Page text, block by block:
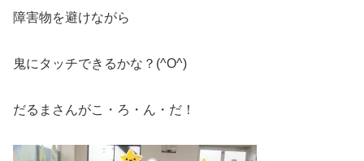
障害物を避けながら
鬼にタッチできるかな？(^O^)
だるまさんがこ・ろ・ん・だ！